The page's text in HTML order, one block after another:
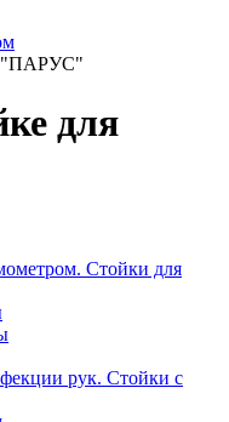
"ПАРУС"
для
Стойки для
рук. Стойки с